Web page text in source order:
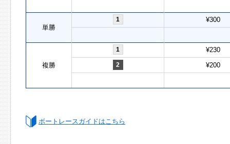
単勝
1 ¥300
複勝
1 ¥230
2 ¥200
ボートレースガイドはこちら